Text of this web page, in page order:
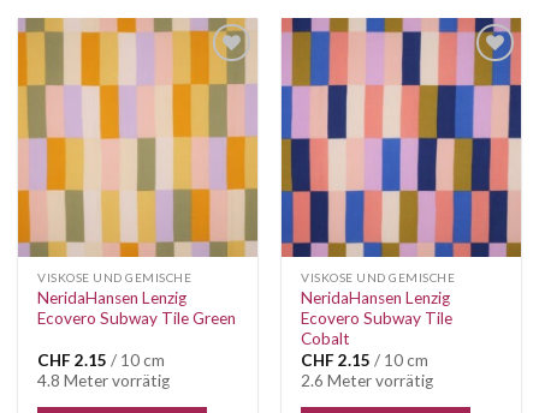
VISKOSE UND GEMISCHE
NeridaHansen Lenzig
Ecovero Subway Tile Green
CHF 2.15 / 10 cm
4.8 Meter vorrätig
VISKOSE UND GEMISCHE
NeridaHansen Lenzig
Ecovero Subway Tile
Cobalt
CHF 2.15 / 10 cm
2.6 Meter vorrätig